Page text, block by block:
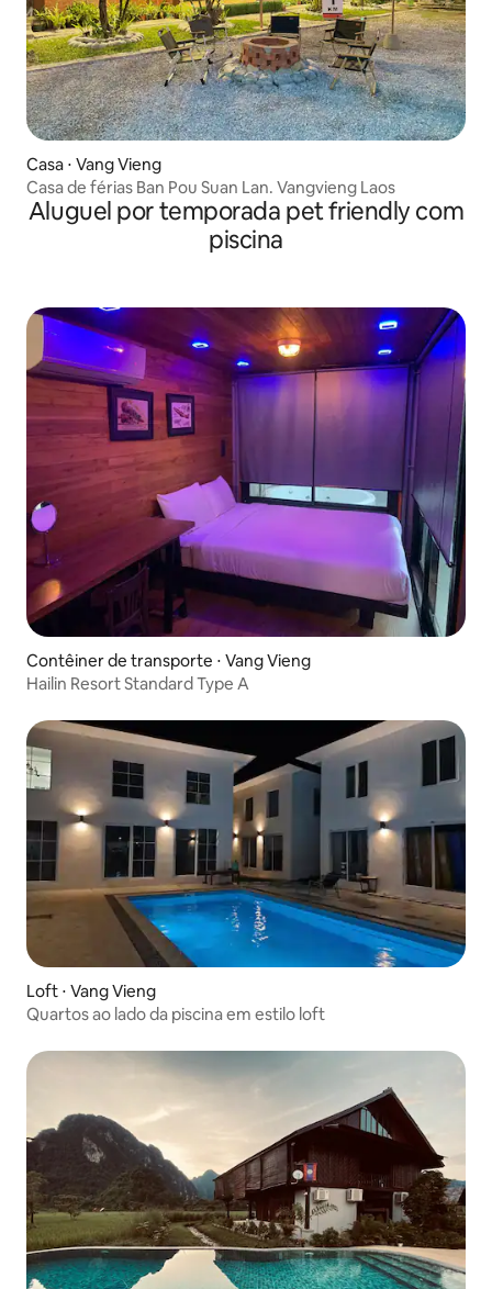
Casa ⋅ Vang Vieng
Casa de férias Ban Pou Suan Lan. Vangvieng Laos
Aluguel por temporada pet friendly com
piscina
Contêiner de transporte ⋅ Vang Vieng
Hailin Resort Standard Type A
Loft ⋅ Vang Vieng
Quartos ao lado da piscina em estilo loft